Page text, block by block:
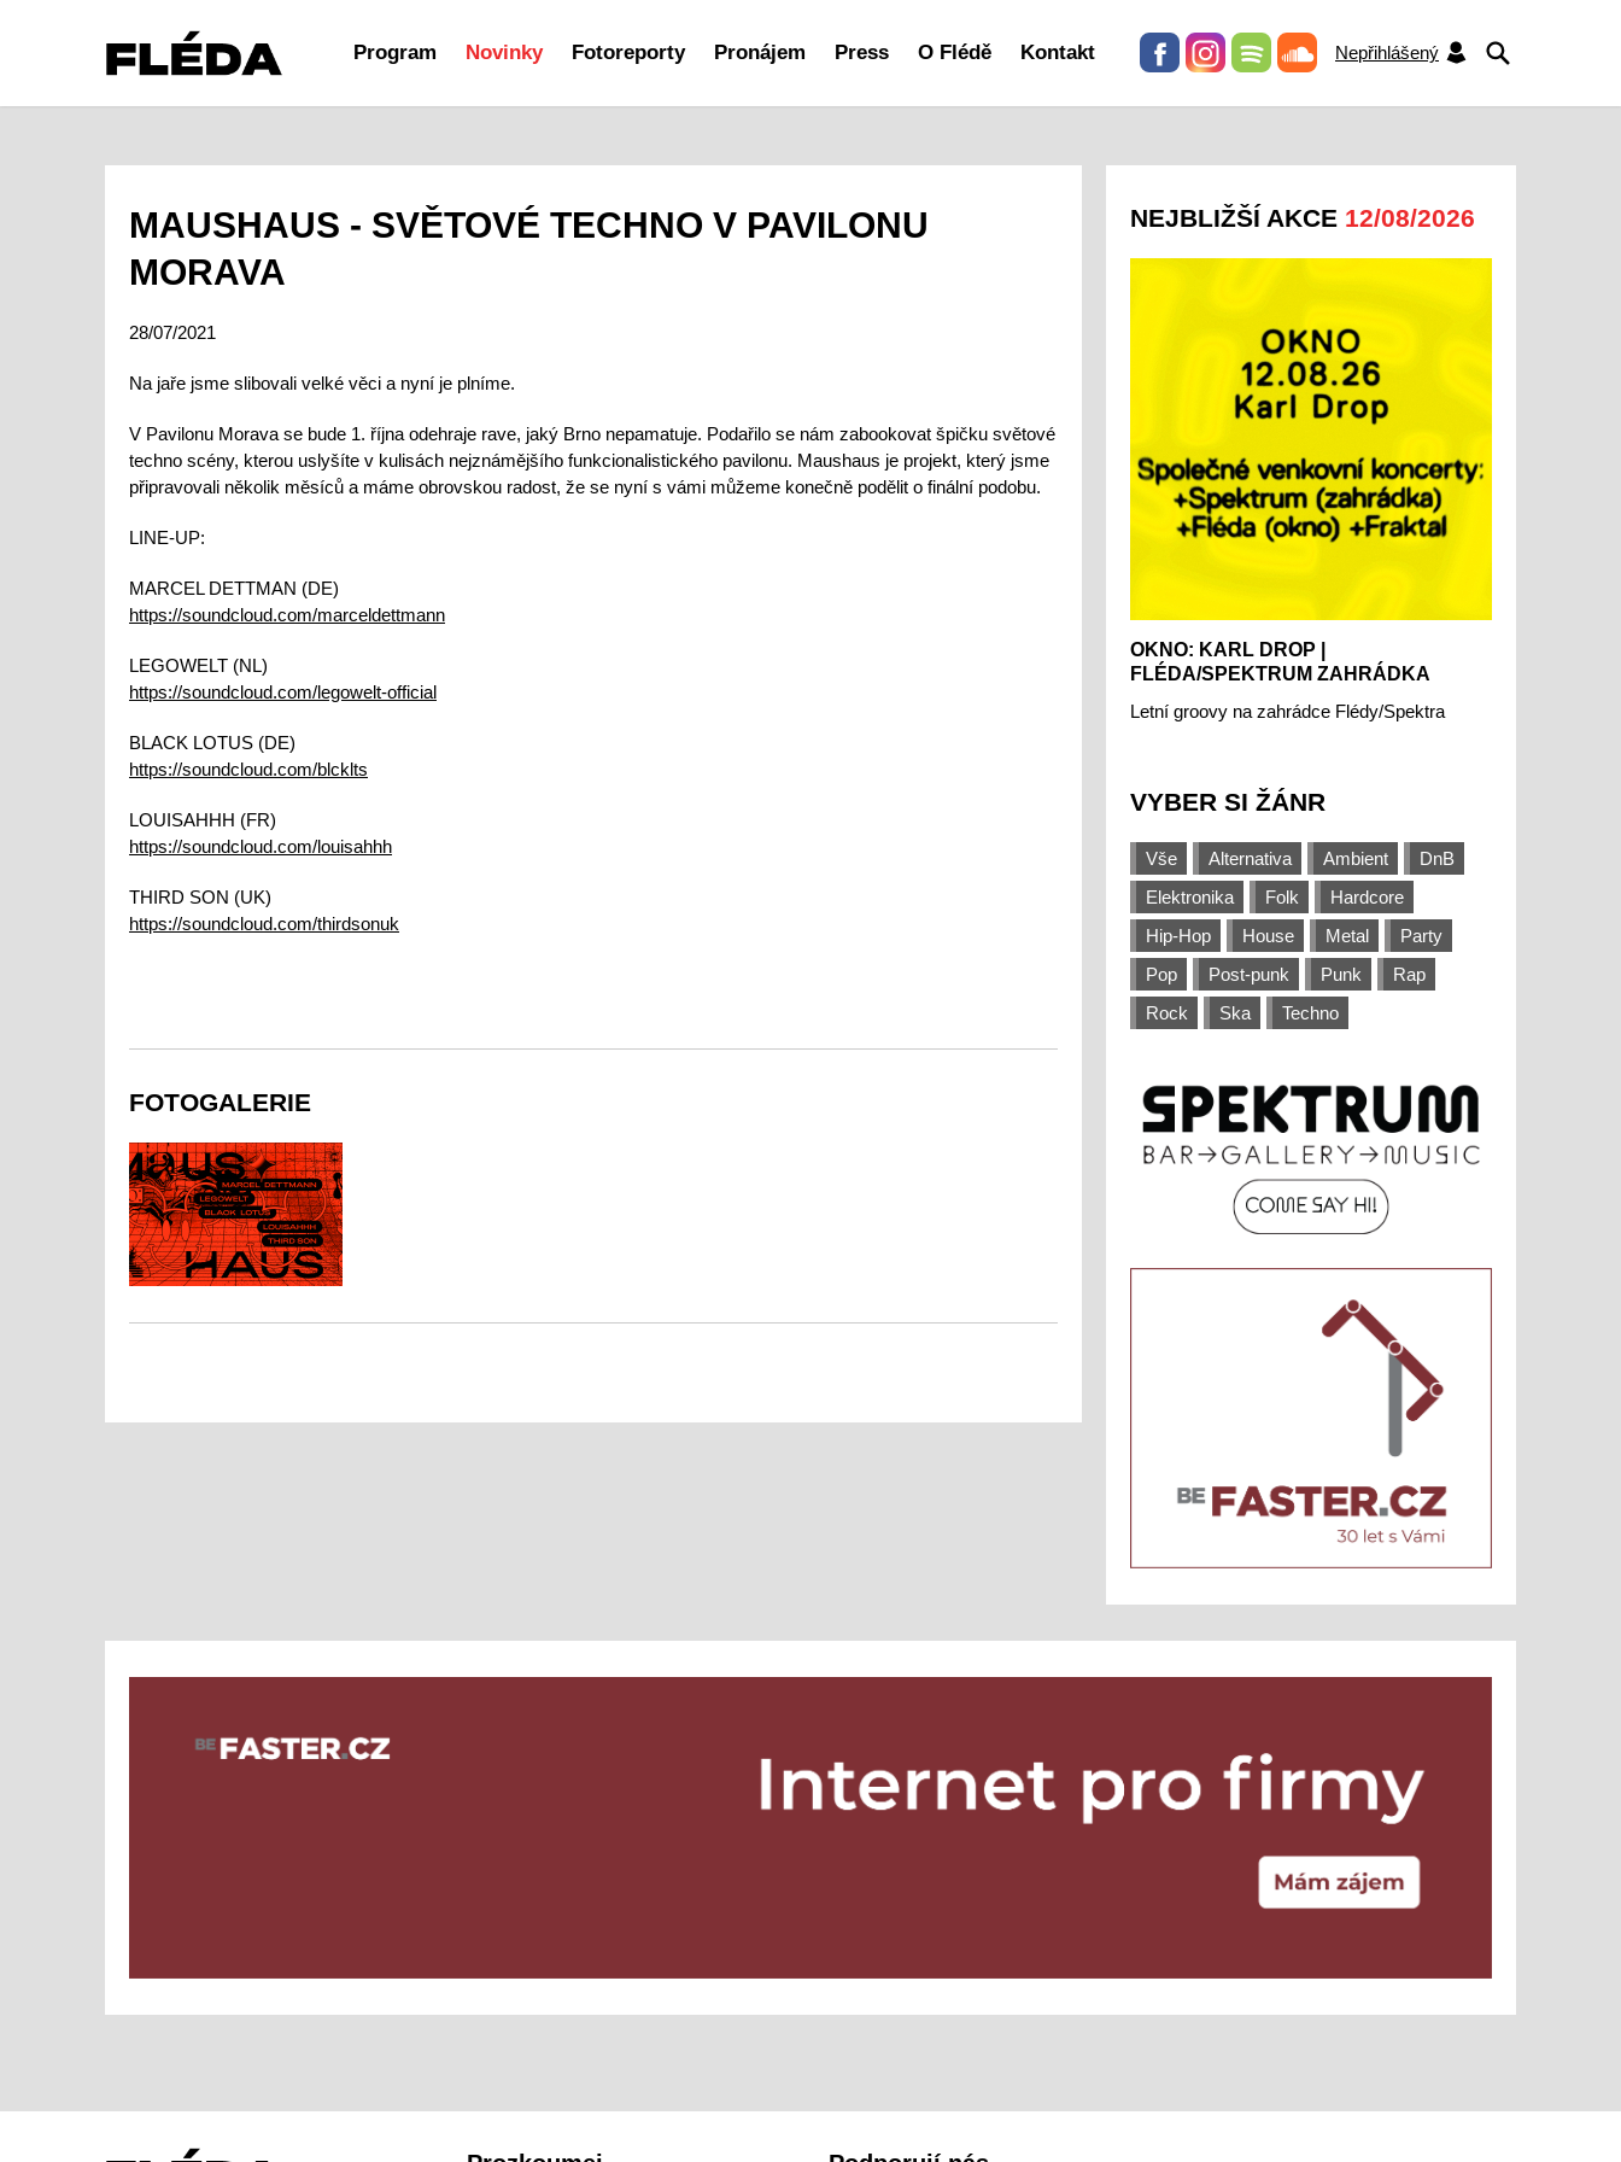
Program Novinky Fotoreporty Pronájem Press O Flédě Kontakt Nepřihlášený
MAUSHAUS - SVĚTOVÉ TECHNO V PAVILONU
MORAVA
28/07/2021
Na jaře jsme slibovali velké věci a nyní je plníme.
V Pavilonu Morava se bude 1. října odehraje rave, jaký Brno nepamatuje. Podařilo se nám zabookovat špičku světové
techno scény, kterou uslyšíte v kulisách nejznámějšího funkcionalistického pavilonu. Maushaus je projekt, který jsme
připravovali několik měsíců a máme obrovskou radost, že se nyní s vámi můžeme konečně podělit o finální podobu.
LINE-UP:
MARCEL DETTMAN (DE)
https://soundcloud.com/marceldettmann
LEGOWELT (NL)
https://soundcloud.com/legowelt-official
BLACK LOTUS (DE)
https://soundcloud.com/blcklts
LOUISAHHH (FR)
https://soundcloud.com/louisahhh
THIRD SON (UK)
https://soundcloud.com/thirdsonuk
FOTOGALERIE
NEJBLIŽŠÍ AKCE 12/08/2026
OKNO: KARL DROP |
FLÉDA/SPEKTRUM ZAHRÁDKA
Letní groovy na zahrádce Flédy/Spektra
VYBER SI ŽÁNR
Vše Alternativa Ambient
DnB
Elektronika
Folk
Hardcore
Hip-Hop
House Metal
Party
Pop
Post-punk Punk
Rap
Rock
Ska Techno